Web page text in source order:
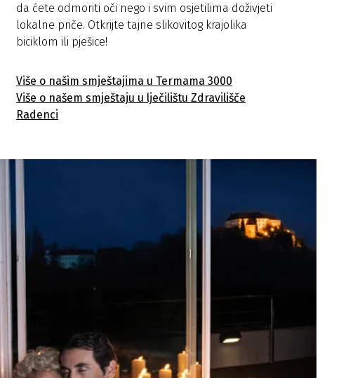
da ćete odmoriti oči nego i svim osjetilima doživjeti
lokalne priče. Otkrijte tajne slikovitog krajolika
biciklom ili pješice!
Više o našim smještajima u Termama 3000
Više o našem smještaju u lječilištu Zdravilišče
Radenci